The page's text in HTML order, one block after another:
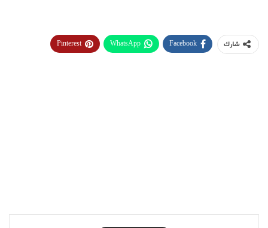
شارك Facebook
WhatsApp
Pinterest